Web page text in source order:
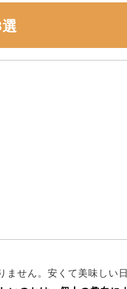
ません。安くて美味しい